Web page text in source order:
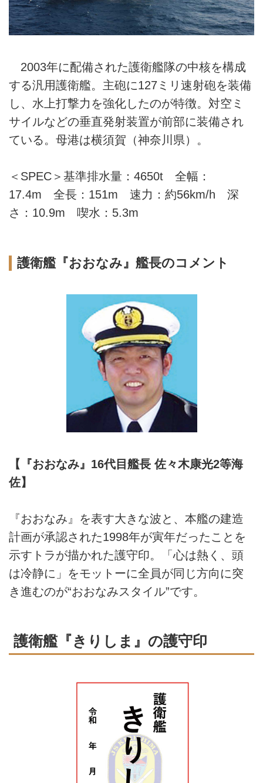
2003年に配備された護衛艦隊の中核を構成
する汎用護衛艦。主砲に127ミリ速射砲を装備
し、水上打撃力を強化したのが特徴。対空ミ
サイルなどの垂直発射装置が前部に装備され
ている。母港は横須賀（神奈川県）。
＜SPEC＞基準排水量：4650t 全幅：
17.4m 全長：151m 速力：約56km/h 深
さ：10.9m 喫水：5.3m
護衛艦『おおなみ』艦長のコメント
【『おおなみ』16代目艦長 佐々木康光2等海
佐】
『おおなみ』を表す大きな波と、本艦の建造
計画が承認された1998年が寅年だったことを
示すトラが描かれた護守印。「心は熱く、頭
は冷静に」をモットーに全員が同じ方向に突
き進むのが“おおなみスタイル”です。
護衛艦『きりしま』の護守印